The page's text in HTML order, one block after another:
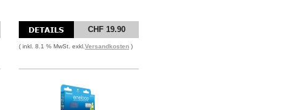
CHF 19.90
( inkl. 8.1 % MwSt. exkl. Versandkosten )